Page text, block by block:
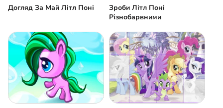
Догляд За Май Літл Поні
Зроби Літл Поні
Різнобарвними